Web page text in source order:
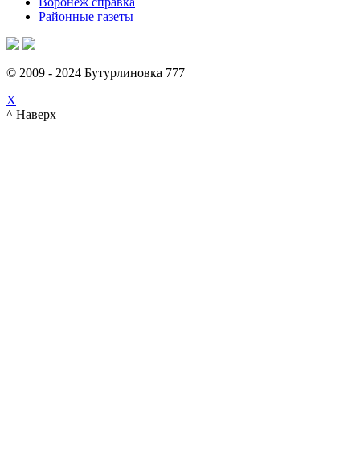
Районные газеты
© 2009 - 2024 Бутурлиновка 777
X
^ Наверх